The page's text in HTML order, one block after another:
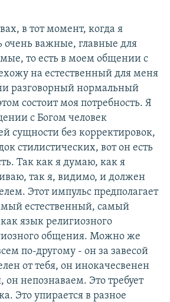
в тот момент, когда я
очень важные, главные для
то есть в моем общении с
на естественный для меня
разговорный нормальный
состоит моя потребность. Я
с Богом человек
сущности без корректировок,
стилистических, вот он есть
Так как я думаю, как я
так я, видимо, и должен
Этот импульс предполагает
естественный, самый
язык религиозного
общения. Можно же
по-другому - он за завесой
от тебя, он инокачесвенен
он непознаваем. Это требует
Это упирается в разное